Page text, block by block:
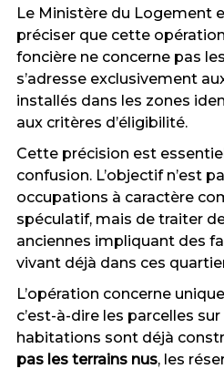
Le Ministère du Logement
préciser que cette
foncière ne concerne pas
s’adresse exclusivement
installés dans les zones
aux critères d’éligibilité.
Cette précision est
confusion. L’objectif n’est
occupations à caractère
spéculatif, mais de traiter
anciennes impliquant des
vivant déjà dans ces
L’opération concerne
c’est-à-dire les parcelles
habitations sont déjà
pas les terrains nus, les